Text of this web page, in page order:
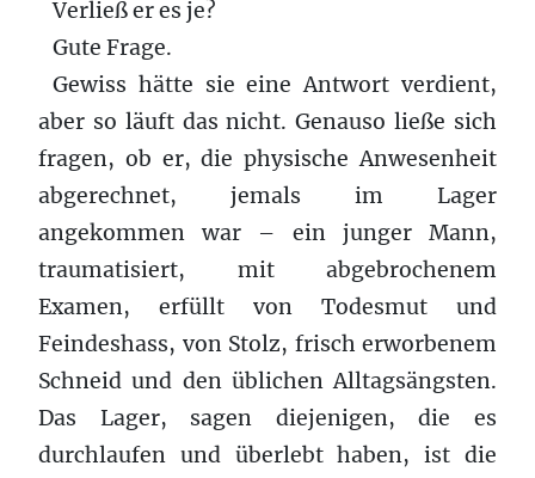
Verließ er es je?
Gute Frage.
Gewiss hätte sie eine Antwort verdient,
aber so läuft das nicht. Genauso ließe sich
fragen, ob er, die physische Anwesenheit
abgerechnet, jemals im Lager
angekommen war – ein junger Mann,
traumatisiert, mit abgebrochenem
Examen, erfüllt von Todesmut und
Feindeshass, von Stolz, frisch erworbenem
Schneid und den üblichen Alltagsängsten.
Das Lager, sagen diejenigen, die es
durchlaufen und überlebt haben, ist die